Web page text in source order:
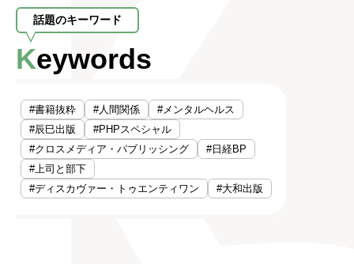
話題のキーワード
Keywords
#書籍抜粋 #人間関係
#メンタルヘルス
#辰巳出版
#PHPスペシャル
#クロスメディア・パブリッシング
#日経BP
#上司と部下
#ディスカヴァー・トゥエンティワン
#大和出版